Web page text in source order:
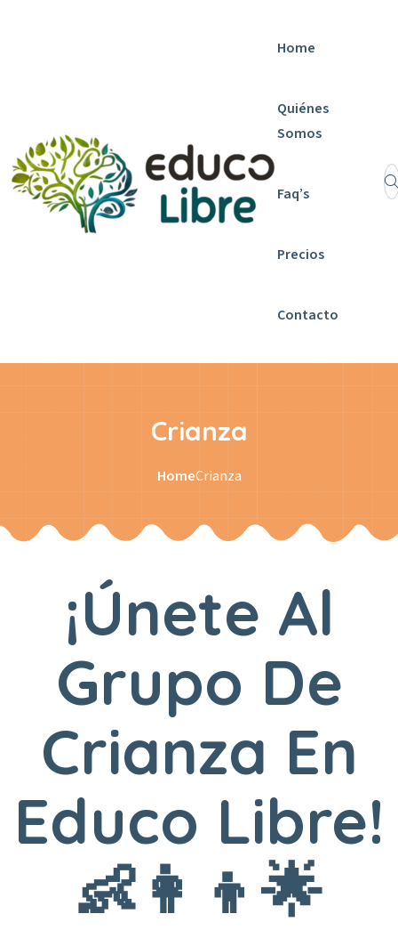
Home
Quiénes
Somos
Faq’s
Precios
Contacto
Crianza
HomeCrianza
¡Únete Al
Grupo De
Crianza En
Educo Libre!
👶👩‍👦🌟